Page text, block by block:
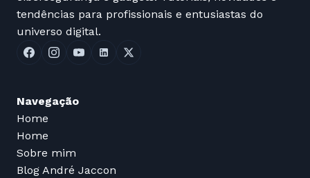
tendências para profissionais e entusiastas do
universo digital.
Navegação
Home
Home
Sobre mim
Blog André Jaccon